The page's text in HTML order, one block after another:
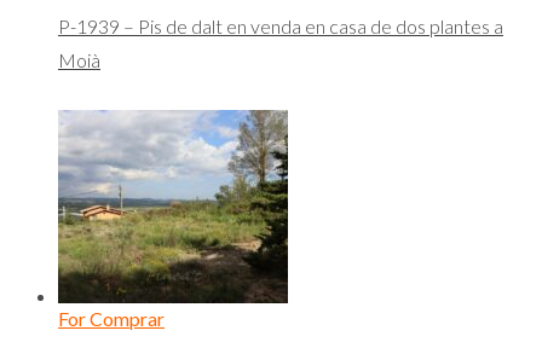
P-1939 – Pis de dalt en venda en casa de dos plantes a
Moià
For Comprar